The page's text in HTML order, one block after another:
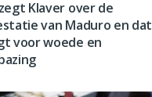
Klaver over de
van Maduro en dat
voor woede en